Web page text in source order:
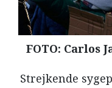
TIL
LÆSER
NAVNE
HISTORIE
FOTO: Carlos
Strejkende